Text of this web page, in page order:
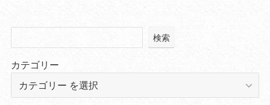
検索
カテゴリー